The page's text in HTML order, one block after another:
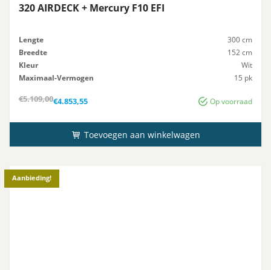
320 AIRDECK + Mercury F10 EFI
Lengte
300 cm
Breedte
152 cm
Kleur
Wit
Maximaal-Vermogen
15 pk
Op voorraad
€5.109,00Oorspronkelijke
prijs
€5.109,00.
€4.853,55Huidige
prijs
€4.853,55.
Toevoegen aan winkelwagen
Aanbieding!